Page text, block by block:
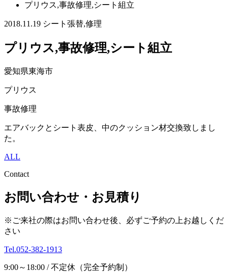
プリウス,事故修理,シート組立
2018.11.19 シート張替,修理
プリウス,事故修理,シート組立
愛知県東海市
プリウス
事故修理
エアバックとシート表皮、中のクッション材交換致しまし
た。
ALL
Contact
お問い合わせ・お見積り
※ご来社の際はお問い合わせ後、必ずご予約の上お越しくだ
さい
Tel.052-382-1913
9:00～18:00 / 不定休（完全予約制）